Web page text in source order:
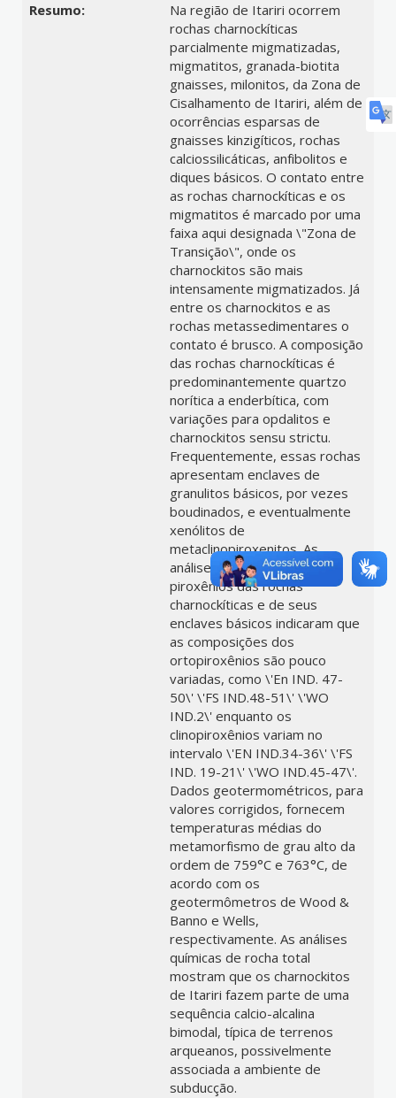
Resumo:
Na região de Itariri ocorrem
rochas charnockíticas
parcialmente migmatizadas,
migmatitos, granada-biotita
gnaisses, milonitos, da Zona de
Cisalhamento de Itariri, além de
ocorrências esparsas de
gnaisses kinzigíticos, rochas
calciossilicáticas, anfibolitos e
diques básicos. O contato entre
as rochas charnockíticas e os
migmatitos é marcado por uma
faixa aqui designada \"Zona de
Transição\", onde os
charnockitos são mais
intensamente migmatizados. Já
entre os charnockitos e as
rochas metassedimentares o
contato é brusco. A composição
das rochas charnockíticas é
predominantemente quartzo
norítica a enderbítica, com
variações para opdalitos e
charnockitos sensu strictu.
Frequentemente, essas rochas
apresentam enclaves de
granulitos básicos, por vezes
boudinados, e eventualmente
xenólitos de
metaclinopiroxenitos. As
análises químicas dos
piroxênios das rochas
charnockíticas e de seus
enclaves básicos indicaram que
as composições dos
ortopiroxênios são pouco
variadas, como \'En IND. 47-
50\' \'FS IND.48-51\' \'WO
IND.2\' enquanto os
clinopiroxênios variam no
intervalo \'EN IND.34-36\' \'FS
IND. 19-21\' \'WO IND.45-47\'.
Dados geotermométricos, para
valores corrigidos, fornecem
temperaturas médias do
metamorfismo de grau alto da
ordem de 759°C e 763°C, de
acordo com os
geotermômetros de Wood &
Banno e Wells,
respectivamente. As análises
químicas de rocha total
mostram que os charnockitos
de Itariri fazem parte de uma
sequência calcio-alcalina
bimodal, típica de terrenos
arqueanos, possivelmente
associada a ambiente de
subducção.